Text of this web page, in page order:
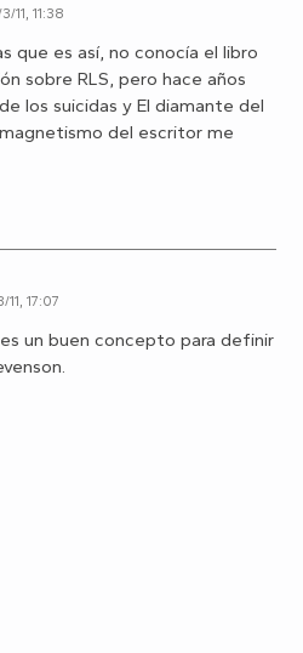
11, 11:38
que es así, no conocía el libro
sobre RLS, pero hace años
los suicidas y El diamante del
del escritor me
11, 17:07
un buen concepto para definir